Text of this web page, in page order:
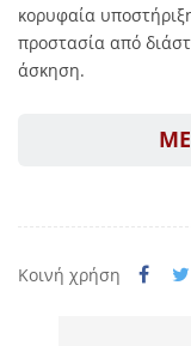
κορυφαία
προστασία από
άσκηση.
Κοινή χρήση